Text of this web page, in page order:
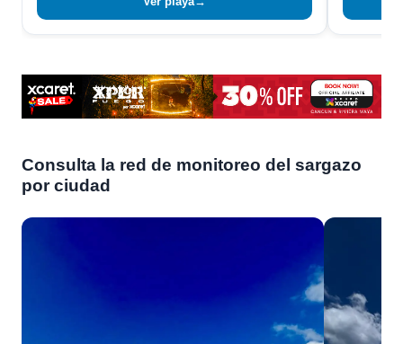
Consulta la red de monitoreo del sargazo
por ciudad